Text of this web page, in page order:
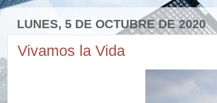
LUNES, 5 DE OCTUBRE DE 2020
Vivamos la Vida